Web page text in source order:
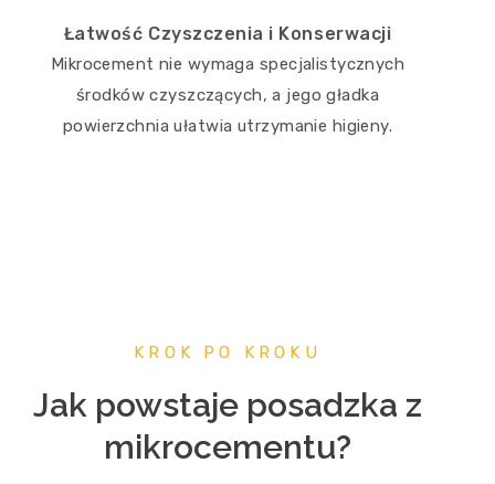
Łatwość Czyszczenia i Konserwacji
Mikrocement nie wymaga specjalistycznych
środków czyszczących, a jego gładka
powierzchnia ułatwia utrzymanie higieny.
KROK PO KROKU
Jak powstaje posadzka z
mikrocementu?